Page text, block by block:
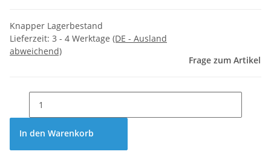
Knapper Lagerbestand
Lieferzeit: 3 - 4 Werktage (DE - Ausland
abweichend)
Frage zum Artikel
In den Warenkorb